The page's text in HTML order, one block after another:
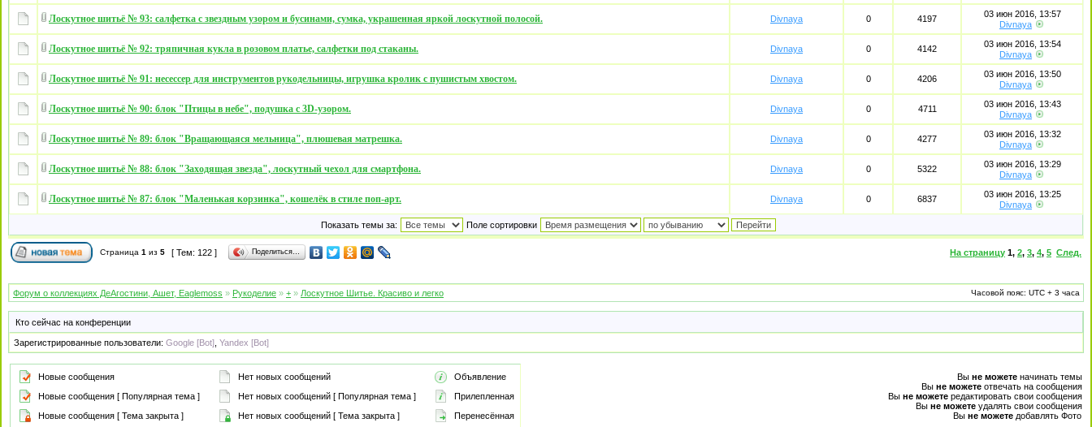
Лоскутное шитьё № 93: салфетка с звездным узором и бусинами, сумка, украшенная яркой лоскутной полосой. Divnaya 0 4197
03 июн 2016, 13:57
Divnaya
Лоскутное шитьё № 92: тряпичная кукла в розовом платье, салфетки под стаканы. Divnaya 0 4142
03 июн 2016, 13:54
Divnaya
Лоскутное шитьё № 91: несессер для инструментов рукодельницы, игрушка кролик с пушистым хвостом. Divnaya 0 4206
03 июн 2016, 13:50
Divnaya
Лоскутное шитьё № 90: блок "Птицы в небе", подушка с 3D-узором. Divnaya 0 4711
03 июн 2016, 13:43
Divnaya
Лоскутное шитьё № 89: блок "Вращающаяся мельница", плюшевая матрешка. Divnaya 0 4277
03 июн 2016, 13:32
Divnaya
Лоскутное шитьё № 88: блок "Заходящая звезда", лоскутный чехол для смартфона. Divnaya 0 5322
03 июн 2016, 13:29
Divnaya
Лоскутное шитьё № 87: блок "Маленькая корзинка", кошелёк в стиле поп-арт. Divnaya 0 6837
03 июн 2016, 13:25
Divnaya
Показать темы за: Поле сортировки
Страница 1 из 5 [ Тем: 122 ] Поделиться… На страницу 1, 2, 3, 4, 5 След.
Форум о коллекциях ДеАгостини, Ашет, Eaglemoss » Рукоделие » + » Лоскутное Шитье. Красиво и легко Часовой пояс: UTC + 3 часа
Кто сейчас на конференции
Зарегистрированные пользователи: Google [Bot] Yandex [Bot]
Новые сообщения Нет новых сообщений
Объявление
Новые сообщения [ Популярная тема ]
Нет новых сообщений [ Популярная тема ]
Прилепленная
Новые сообщения [ Тема закрыта ]
Нет новых сообщений [ Тема закрыта ] Перенесённая
Вы не можете начинать темы
Вы не можете отвечать на сообщения
Вы не можете редактировать свои сообщения
Вы не можете удалять свои сообщения
Вы не можете добавлять Фото